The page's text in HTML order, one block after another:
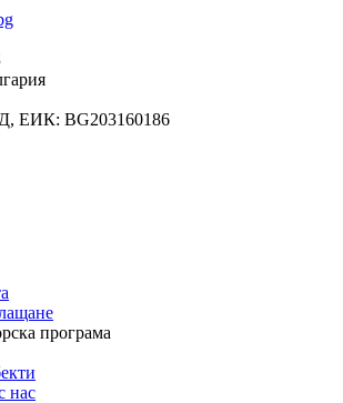
ЕИК: BG203160186
програма
нас